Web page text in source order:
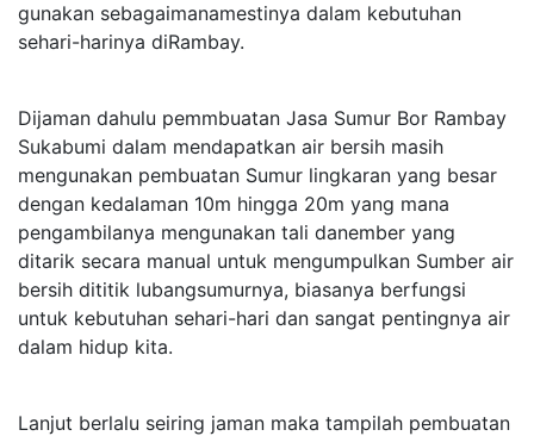
gunakan sebagaimanamestinya dalam kebutuhan
sehari-harinya diRambay.
Dijaman dahulu pemmbuatan Jasa Sumur Bor Rambay
Sukabumi dalam mendapatkan air bersih masih
mengunakan pembuatan Sumur lingkaran yang besar
dengan kedalaman 10m hingga 20m yang mana
pengambilanya mengunakan tali danember yang
ditarik secara manual untuk mengumpulkan Sumber air
bersih dititik lubangsumurnya, biasanya berfungsi
untuk kebutuhan sehari-hari dan sangat pentingnya air
dalam hidup kita.
Lanjut berlalu seiring jaman maka tampilah pembuatan